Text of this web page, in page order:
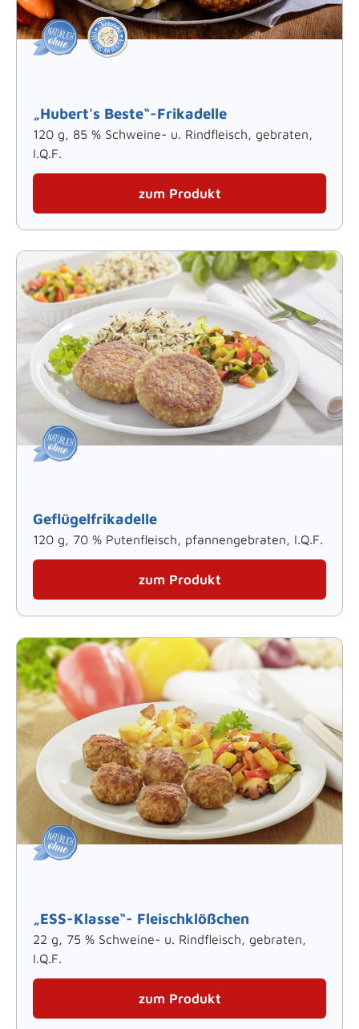
„Hubert's Beste“-Frikadelle
120 g, 85 % Schweine- u. Rindfleisch, gebraten,
I.Q.F.
zum Produkt
Geflügelfrikadelle
120 g, 70 % Putenfleisch, pfannengebraten, I.Q.F.
zum Produkt
„ESS-Klasse“- Fleischklößchen
22 g, 75 % Schweine- u. Rindfleisch, gebraten,
I.Q.F.
zum Produkt